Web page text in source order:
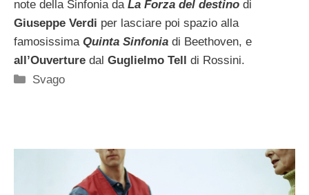
note della Sinfonia da La Forza del destino di
Giuseppe Verdi per lasciare poi spazio alla
famosissima Quinta Sinfonia di Beethoven, e
all’Ouverture dal Guglielmo Tell di Rossini.
Categorie
Svago